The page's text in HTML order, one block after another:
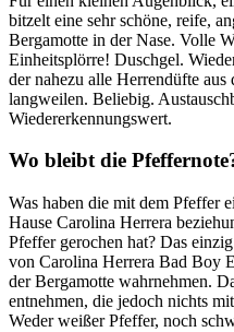
bitzelt eine sehr schöne, reife,
Bergamotte in der Nase. Volle
Einheitsplörre! Duschgel.
der nahezu alle Herrendüfte
langweilen. Beliebig.
Wiedererkennungswert.
Wo bleibt die
Was haben die mit dem Pfeffer
Hause Carolina Herrera
Pfeffer gerochen hat? Das
von Carolina Herrera Bad Boy
der Bergamotte wahrnehmen.
entnehmen, die jedoch nichts
Weder weißer Pfeffer, noch